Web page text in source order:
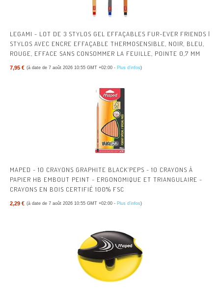
LEGAMI - LOT DE 3 STYLOS GEL EFFAÇABLES FUR-EVER FRIENDS |
STYLOS AVEC ENCRE EFFAÇABLE THERMOSENSIBLE, NOIR, BLEU,
ROUGE, EFFACE SANS CONSOMMER LA FEUILLE, POINTE 0,7 MM
7,95 € (à date de 7 août 2026 10:55 GMT +02:00 - Plus d’infos)
MAPED - 10 CRAYONS GRAPHITE BLACK’PEPS - 10 CRAYONS À
PAPIER HB EMBOUT PEINT - ERGONOMIQUE ET TRIANGULAIRE -
CRAYONS EN BOIS CERTIFIÉ 100% FSC
2,29 € (à date de 7 août 2026 10:55 GMT +02:00 - Plus d’infos)